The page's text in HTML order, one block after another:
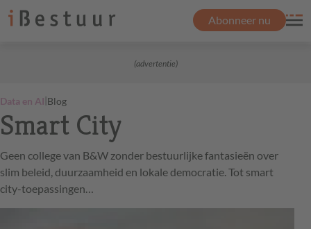
Abonneer nu
(advertentie)
Data en AI|Blog
Smart City
Geen college van B&W zonder bestuurlijke fantasieën over
slim beleid, duurzaamheid en lokale democratie. Tot smart
city-toepassingen…